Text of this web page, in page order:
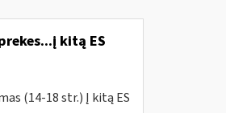
kitą ES
(14-18 str.) Į kitą ES